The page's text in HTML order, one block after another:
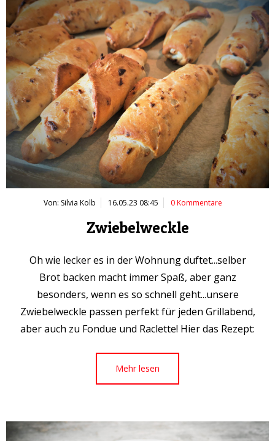
Von: Silvia Kolb 16.05.23 08:45 0 Kommentare
Zwiebelweckle
Oh wie lecker es in der Wohnung duftet...selber
Brot backen macht immer Spaß, aber ganz
besonders, wenn es so schnell geht...unsere
Zwiebelweckle passen perfekt für jeden Grillabend,
aber auch zu Fondue und Raclette! Hier das Rezept:
Mehr lesen